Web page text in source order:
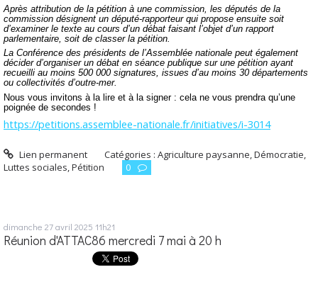
Après attribution de la pétition à une commission, les députés de la
commission désignent un député-rapporteur qui propose ensuite soit
d’examiner le texte au cours d’un débat faisant l’objet d’un rapport
parlementaire, soit de classer la pétition.
La Conférence des présidents de l’Assemblée nationale peut également
décider d’organiser un débat en séance publique sur une pétition ayant
recueilli au moins 500 000 signatures, issues d’au moins 30 départements
ou collectivités d’outre-mer.
Nous vous invitons à la lire et à la signer : cela ne vous prendra qu’une
poignée de secondes !
https://petitions.assemblee-nationale.fr/initiatives/i-3014
Lien permanent Catégories :Agriculture paysanne,Démocratie,
Luttes sociales,Pétition 0
dimanche 27avril 2025 11h21
Réunion d'ATTAC86 mercredi 7 mai à 20 h